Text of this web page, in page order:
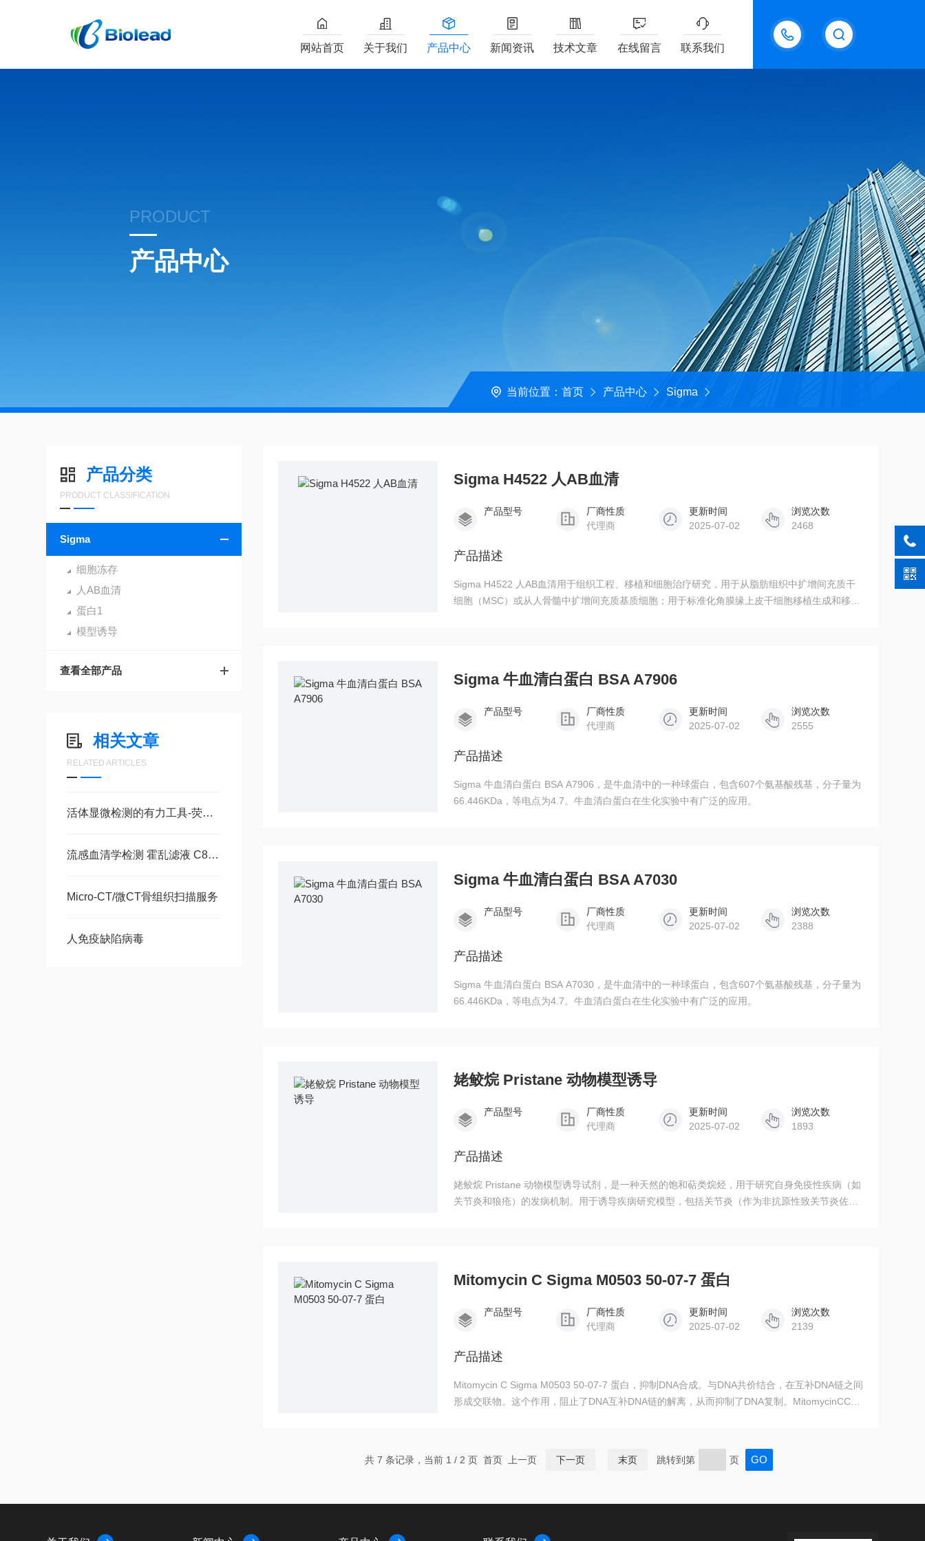
18611095289
网站首页 关于我们 产品中心 新闻资讯 技术文章 在线留言 联系我们
PRODUCT
产品中心
当前位置： 首页 产品中心 Sigma
产品分类
PRODUCT CLASSIFICATION
Sigma
细胞冻存
人AB血清
蛋白1
模型诱导
查看全部产品
相关文章
RELATED ARTICLES
活体显微检测的有力工具-荧光双标-葡聚糖（FITC-TRITC-dextran 500）
流感血清学检测 霍乱滤液 C8772 现货
Micro-CT/微CT骨组织扫描服务
人免疫缺陷病毒
Sigma H4522 人AB血清
产品型号
厂商性质
代理商
更新时间
2025-07-02
浏览次数
2468
产品描述
Sigma H4522 人AB血清用于组织工程、移植和细胞治疗研究，用于从脂肪组织中扩增间充质干
细胞（MSC）或从人骨髓中扩增间充质基质细胞；用于标准化角膜缘上皮干细胞移植生成和移
Sigma 牛血清白蛋白 BSA A7906
产品型号
厂商性质
代理商
更新时间
2025-07-02
浏览次数
2555
产品描述
Sigma 牛血清白蛋白 BSA A7906，是牛血清中的一种球蛋白，包含607个氨基酸残基，分子量为
66.446KDa，等电点为4.7。牛血清白蛋白在生化实验中有广泛的应用。
Sigma 牛血清白蛋白 BSA A7030
产品型号
厂商性质
代理商
更新时间
2025-07-02
浏览次数
2388
产品描述
Sigma 牛血清白蛋白 BSA A7030，是牛血清中的一种球蛋白，包含607个氨基酸残基，分子量为
66.446KDa，等电点为4.7。牛血清白蛋白在生化实验中有广泛的应用。
姥鲛烷 Pristane 动物模型诱导
产品型号
厂商性质
代理商
更新时间
2025-07-02
浏览次数
1893
产品描述
姥鲛烷 Pristane 动物模型诱导试剂，是一种天然的饱和萜类烷烃，用于研究自身免疫性疾病（如
关节炎和狼疮）的发病机制。用于诱导疾病研究模型，包括关节炎（作为非抗原性致关节炎佐
Mitomycin C Sigma M0503 50-07-7 蛋白
产品型号
厂商性质
代理商
更新时间
2025-07-02
浏览次数
2139
产品描述
Mitomycin C Sigma M0503 50-07-7 蛋白，抑制DNA合成。与DNA共价结合，在互补DNA链之间
形成交联物。这个作用，阻止了DNA互补DNA链的解离，从而抑制了DNA复制。MitomycinCC是
共 7 条记录，当前 1 / 2 页 首页 上一页 下一页 末页 跳转到第 页